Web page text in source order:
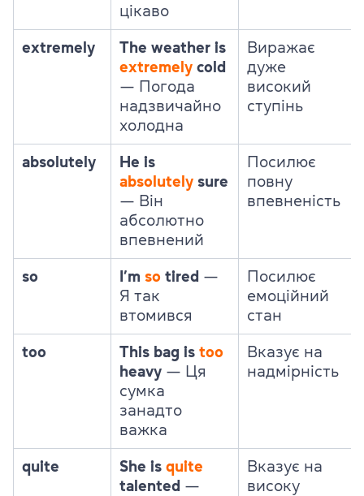
цікаво
extremely
The weather is
extremely cold
— Погода
надзвичайно
холодна
Виражає
дуже
високий
ступінь
absolutely
He is
absolutely sure
— Він
абсолютно
впевнений
Посилює
повну
впевненість
so I’m so tired —
Я так
втомився
Посилює
емоційний
стан
too This bag is too
heavy —
Ця
сумка
занадто
важка
Вказує на
надмірність
quite She is quite
talented —
Вказує на
високу